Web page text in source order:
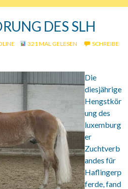
DES SLH
321 MAL GELESEN
SCHREIBE
Die
diesjährige
Hengstkör
ung des
luxemburg
er
Zuchtverb
andes für
Haflingerp
ferde, fand